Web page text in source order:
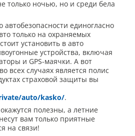
только ночью, но и среди бела
автобезопасности единогласно
только на охраняемых
установить в авто
устройства, включая
и GPS-маячки. А вот
всех случаях является полис
страховой защиты вы
auto/kasko/.
полезны, а летние
вам только приятные
на связи!